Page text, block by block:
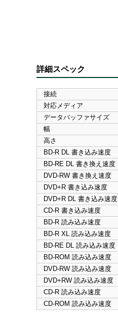
詳細スペック
接続
対応メディア
データバッファサイズ
幅
高さ
BD-R DL 書き込み速度
BD-RE DL 書き換え速度
DVD-RW 書き換え速度
DVD+R 書き込み速度
DVD+R DL 書き込み速度
CD-R 書き込み速度
BD-R 読み込み速度
BD-R XL 読み込み速度
BD-RE DL 読み込み速度
BD-ROM 読み込み速度
DVD-RW 読み込み速度
DVD+RW 読み込み速度
CD-R 読み込み速度
CD-ROM 読み込み速度